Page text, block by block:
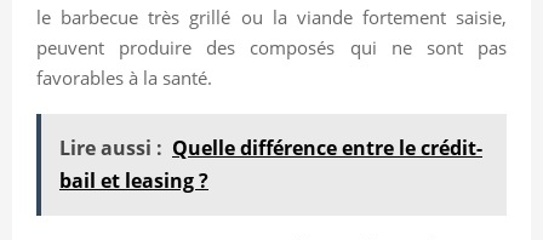
le barbecue très grillé ou la viande fortement saisie,
peuvent produire des composés qui ne sont pas
favorables à la santé.
Lire aussi : Quelle différence entre le crédit-
bail et leasing ?